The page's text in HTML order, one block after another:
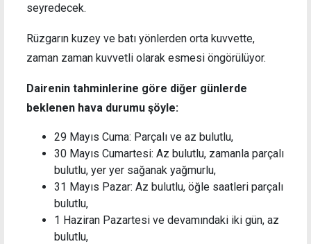
seyredecek.
Rüzgarın kuzey ve batı yönlerden orta kuvvette,
zaman zaman kuvvetli olarak esmesi öngörülüyor.
Dairenin tahminlerine göre diğer günlerde
beklenen hava durumu şöyle:
29 Mayıs Cuma: Parçalı ve az bulutlu,
30 Mayıs Cumartesi: Az bulutlu, zamanla parçalı
bulutlu, yer yer sağanak yağmurlu,
31 Mayıs Pazar: Az bulutlu, öğle saatleri parçalı
bulutlu,
1 Haziran Pazartesi ve devamındaki iki gün, az
bulutlu,